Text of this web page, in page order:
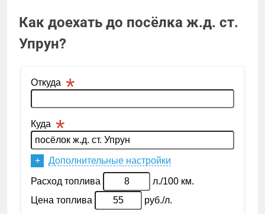
Как доехать до посёлка ж.д. ст.
Упрун?